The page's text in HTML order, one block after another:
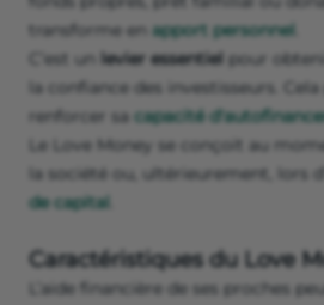
transforme en apport personnel
C’est un levier essentiel pour
la confiance des investisseurs.
renforcer sa capacité
Le Love Money se conçoit au
la société ou, ultérieurement, lors
de capital
Caractéristiques du Love
L’aide financière de ses proches